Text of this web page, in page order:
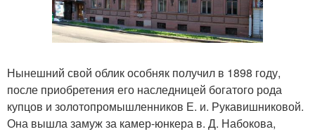
Нынешний свой облик особняк получил в 1898 году,
после приобретения его наследницей богатого рода
купцов и золотопромышленников Е. и. Рукавишниковой.
Она вышла замуж за камер-юнкера в. Д. Набокова,